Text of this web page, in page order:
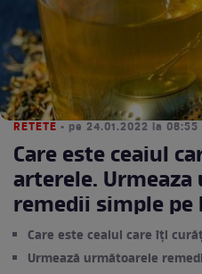
RETETE • pe 24.01.2022 la 08:55
Care este ceaiul
arterele.
remedii simple pe
Care este ceaiul care îți
Urmează următoarele